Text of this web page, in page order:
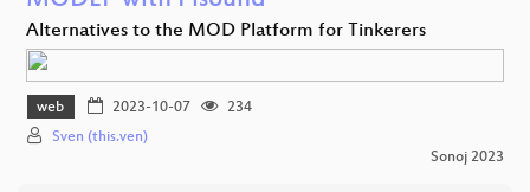
Alternatives to the MOD Platform for Tinkerers
web 2023-10-07
234
Sven (this.ven)
Sonoj 2023